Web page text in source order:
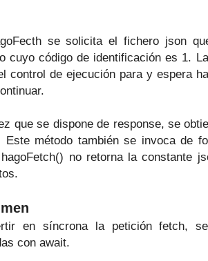
se solicita el fichero json
cuyo código de identificación es 1.
control de ejecución para y espera
que se dispone de response, se
Este método también se invoca de
no retorna la constante
en síncrona la petición fetch,
con await.